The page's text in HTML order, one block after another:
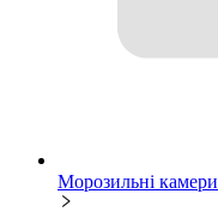
Морозильні камери